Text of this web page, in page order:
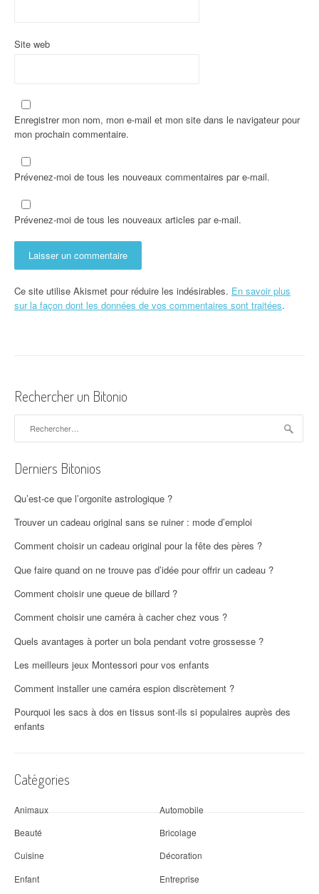
e
Site web
Enregistrer mon nom, mon e-mail et mon site dans le navigateur pour
mon prochain commentaire.
Prévenez-moi de tous les nouveaux commentaires par e-mail.
Prévenez-moi de tous les nouveaux articles par e-mail.
Ce site utilise Akismet pour réduire les indésirables. En savoir plus
sur la façon dont les données de vos commentaires sont traitées.
Rechercher un Bitonio
Derniers Bitonios
Qu’est-ce que l’orgonite astrologique ?
Trouver un cadeau original sans se ruiner : mode d’emploi
Comment choisir un cadeau original pour la fête des pères ?
Que faire quand on ne trouve pas d’idée pour offrir un cadeau ?
Comment choisir une queue de billard ?
Comment choisir une caméra à cacher chez vous ?
Quels avantages à porter un bola pendant votre grossesse ?
Les meilleurs jeux Montessori pour vos enfants
Comment installer une caméra espion discrètement ?
Pourquoi les sacs à dos en tissus sont-ils si populaires auprès des
enfants
Catégories
Animaux
Automobile
Beauté
Bricolage
Cuisine
Décoration
Enfant
Entreprise